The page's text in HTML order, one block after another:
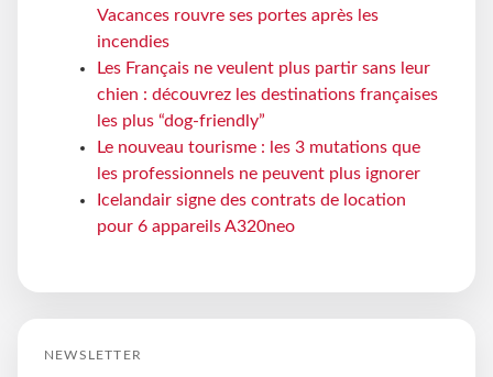
Vacances rouvre ses portes après les
incendies
Les Français ne veulent plus partir sans leur
chien : découvrez les destinations françaises
les plus “dog-friendly”
Le nouveau tourisme : les 3 mutations que
les professionnels ne peuvent plus ignorer
Icelandair signe des contrats de location
pour 6 appareils A320neo
NEWSLETTER